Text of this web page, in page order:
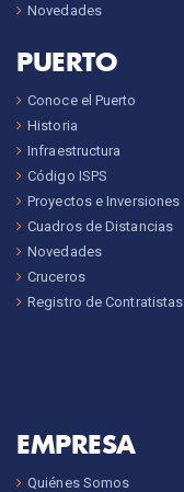
Novedades
PUERTO
Conoce el Puerto
Historia
Infraestructura
Código ISPS
Proyectos e Inversiones
Cuadros de Distancias
Novedades
Cruceros
Registro de Contratistas
EMPRESA
Quiénes Somos